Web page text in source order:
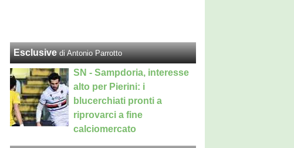
Esclusive di Antonio Parrotto
SN - Sampdoria, interesse
alto per Pierini: i
blucerchiati pronti a
riprovarci a fine
calciomercato